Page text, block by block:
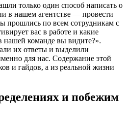
только один способ написать о
в нашем агентстве — провести
прошлись по всем сотрудникам с
вас в работе и какие
нашей команде вы видите?».
их ответы и выделили
для нас. Содержание этой
и гайдов, а из реальной жизни
и побежим